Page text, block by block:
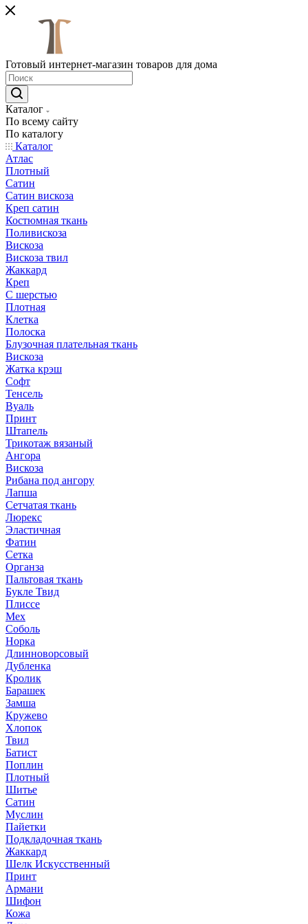
Готовый интернет-магазин товаров для дома
Каталог
По всему сайту
По каталогу
Каталог
Атлас
Плотный
Сатин
Сатин вискоза
Креп сатин
Костюмная ткань
Поливискоза
Вискоза
Вискоза твил
Жаккард
Креп
С шерстью
Плотная
Клетка
Полоска
Блузочная плательная ткань
Вискоза
Жатка крэш
Софт
Тенсель
Вуаль
Принт
Штапель
Трикотаж вязаный
Ангора
Вискоза
Рибана под ангору
Лапша
Сетчатая ткань
Люрекс
Эластичная
Фатин
Сетка
Органза
Пальтовая ткань
Букле Твид
Плиссе
Мех
Соболь
Норка
Длинноворсовый
Дубленка
Кролик
Барашек
Замша
Кружево
Хлопок
Твил
Батист
Поплин
Плотный
Шитье
Сатин
Муслин
Пайетки
Подкладочная ткань
Жаккард
Шелк Искусственный
Принт
Армани
Шифон
Кожа